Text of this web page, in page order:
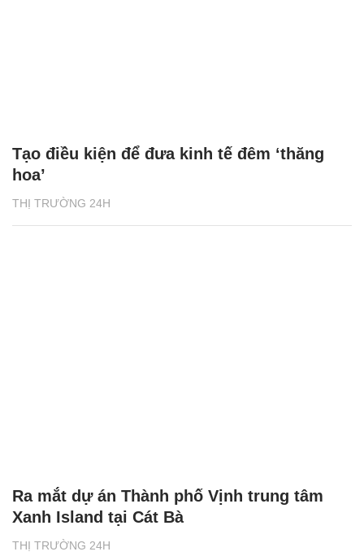
THỊ TRƯỜNG 24H
Tạo điều kiện để đưa kinh tế đêm ‘thăng
hoa’
THỊ TRƯỜNG 24H
Ra mắt dự án Thành phố Vịnh trung tâm
Xanh Island tại Cát Bà